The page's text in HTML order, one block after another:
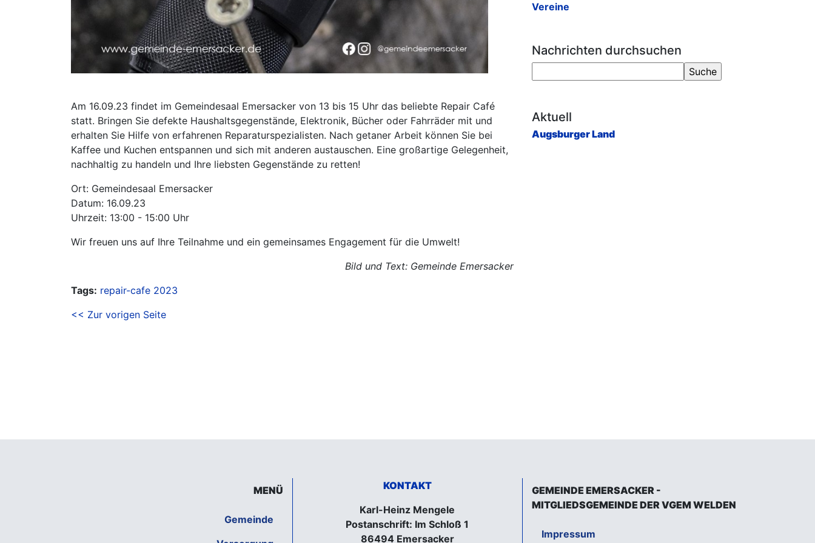
Am 16.09.23 findet im Gemeindesaal Emersacker von 13 bis 15 Uhr das beliebte Repair Café
statt. Bringen Sie defekte Haushaltsgegenstände, Elektronik, Bücher oder Fahrräder mit und
erhalten Sie Hilfe von erfahrenen Reparaturspezialisten. Nach getaner Arbeit können Sie bei
Kaffee und Kuchen entspannen und sich mit anderen austauschen. Eine großartige Gelegenheit,
nachhaltig zu handeln und Ihre liebsten Gegenstände zu retten!
Ort: Gemeindesaal Emersacker
Datum: 16.09.23
Uhrzeit: 13:00 - 15:00 Uhr
Wir freuen uns auf Ihre Teilnahme und ein gemeinsames Engagement für die Umwelt!
Bild und Text: Gemeinde Emersacker
Tags: repair-cafe 2023
<< Zur vorigen Seite
Vereine
Nachrichten durchsuchen
Aktuell
Augsburger Land
MENÜ
Gemeinde
KONTAKT
Karl-Heinz Mengele
Postanschrift: Im Schloß 1
86494 Emersacker
GEMEINDE EMERSACKER -
MITGLIEDSGEMEINDE DER VGEM WELDEN
Impressum